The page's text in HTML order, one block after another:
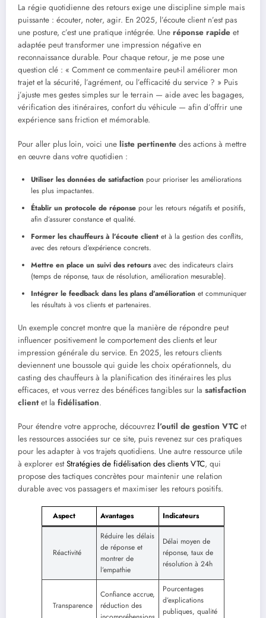
La régie quotidienne des retours exige une discipline simple mais
puissante : écouter, noter, agir. En 2025, l’écoute client n’est pas
une posture, c’est une pratique intégrée. Une réponse rapide et
adaptée peut transformer une impression négative en
reconnaissance durable. Pour chaque retour, je me pose une
question clé : « Comment ce commentaire peut-il améliorer mon
trajet et la sécurité, l’agrément, ou l’efficacité du service ? » Puis
j’ajuste mes gestes simples sur le terrain — aide avec les bagages,
vérification des itinéraires, confort du véhicule — afin d’offrir une
expérience sans friction et mémorable.
Pour aller plus loin, voici une liste pertinente des actions à mettre
en œuvre dans votre quotidien :
Utiliser les données de satisfaction pour prioriser les améliorations
les plus impactantes.
Établir un protocole de réponse pour les retours négatifs et positifs,
afin d’assurer constance et qualité.
Former les chauffeurs à l’écoute client et à la gestion des conflits,
avec des retours d’expérience concrets.
Mettre en place un suivi des retoursavec des indicateurs clairs
(temps de réponse, taux de résolution, amélioration mesurable).
Intégrer le feedback dans les plans d’amélioration et communiquer
les résultats à vos clients et partenaires.
Un exemple concret montre que la manière de répondre peut
influencer positivement le comportement des clients et leur
impression générale du service. En 2025, les retours clients
deviennent une boussole qui guide les choix opérationnels, du
casting des chauffeurs à la planification des itinéraires les plus
efficaces, et vous verrez des bénéfices tangibles sur la satisfaction
clientet la fidélisation.
Pour étendre votre approche, découvrez l’outil de gestion VTC et
les ressources associées sur ce site, puis revenez sur ces pratiques
pour les adapter à vos trajets quotidiens. Une autre ressource utile
à explorer estStratégies de fidélisation des clients VTC, qui
propose des tactiques concrètes pour maintenir une relation
durable avec vos passagers et maximiser les retours positifs.
Aspect Avantages Indicateurs
Réactivité
Réduire les délais
de réponse et
montrer de
l’empathie
Délai moyen de
réponse, taux de
résolution à 24h
Transparence
Confiance accrue,
réduction des
Pourcentages
d’explications
publiques, qualité